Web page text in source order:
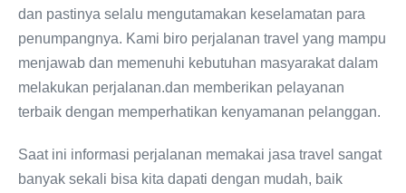
dan pastinya selalu mengutamakan keselamatan para
penumpangnya. Kami biro perjalanan travel yang mampu
menjawab dan memenuhi kebutuhan masyarakat dalam
melakukan perjalanan.dan memberikan pelayanan
terbaik dengan memperhatikan kenyamanan pelanggan.
Saat ini informasi perjalanan memakai jasa travel sangat
banyak sekali bisa kita dapati dengan mudah, baik